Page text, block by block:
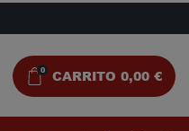
0 CARRITO 0,00 €